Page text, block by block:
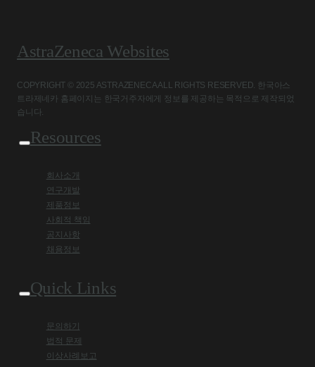
AstraZeneca Websites
COPYRIGHT © 2025 ASTRAZENECA ALL RIGHTS RESERVED. 한국아스
트라제네카 홈페이지는 한국거주자에게 정보를 제공하는 목적으로 제작되었
습니다.
Resources
회사소개
연구개발
제품정보
사회적 책임
공지사항
채용정보
Quick Links
문의하기
법적 문제
이상사례보고